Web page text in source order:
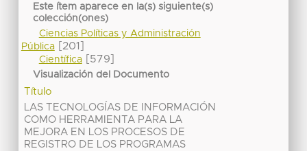
Este ítem aparece en la(s) siguiente(s)
colección(ones)
Ciencias Políticas y Administración
Pública[201]
Científica[579]
Visualización del Documento
Título
LAS TECNOLOGÍAS DE INFORMACIÓN
COMO HERRAMIENTA PARA LA
MEJORA EN LOS PROCESOS DE
REGISTRO DE LOS PROGRAMAS